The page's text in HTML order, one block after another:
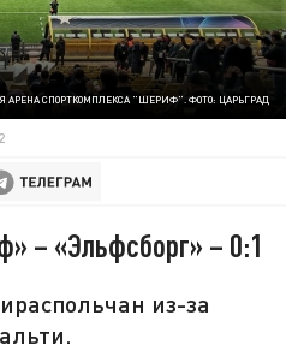
АРЕНА СПОРТКОМПЛЕКСА "ШЕРИФ". ФОТО: ЦАРЬГРАД
– «Эльфсборг» – 0:1
из-за